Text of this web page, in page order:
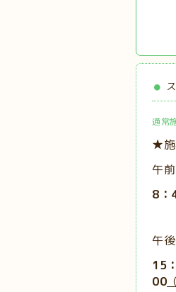
通常
★施
午前
8
午後
15
00